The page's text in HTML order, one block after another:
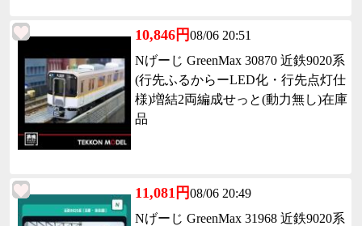
10,846円08/06 20:51
Nげーじ GreenMax 30870 近鉄9020系
(行先ふるからーLED化・行先点灯仕
様)増結2両編成せっと(動力無し)在庫
品
11,081円08/06 20:49
Nげーじ GreenMax 31968 近鉄9020系